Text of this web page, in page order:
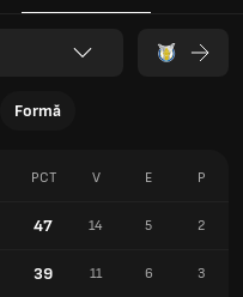
Formă
PCT V E P
47 14 5 2
39 11 6 3